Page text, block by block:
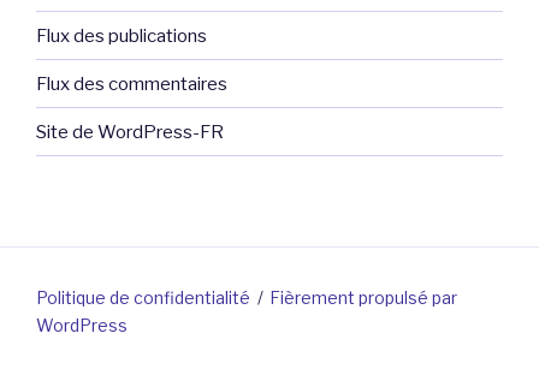
Flux des publications
Flux des commentaires
Site de WordPress-FR
Politique de confidentialité
Fièrement propulsé par
WordPress